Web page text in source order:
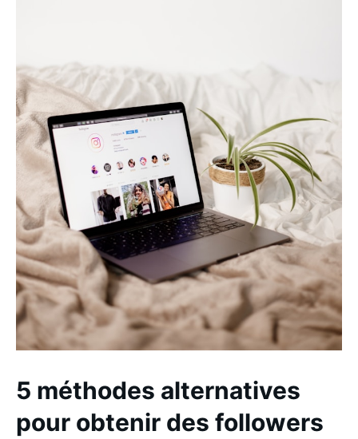
5 méthodes alternatives
pour obtenir des followers